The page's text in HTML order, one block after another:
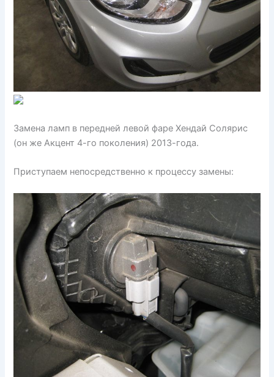
Замена ламп в передней левой фаре Хендай Солярис
(он же Акцент 4-го поколения) 2013-года.
Приступаем непосредственно к процессу замены: